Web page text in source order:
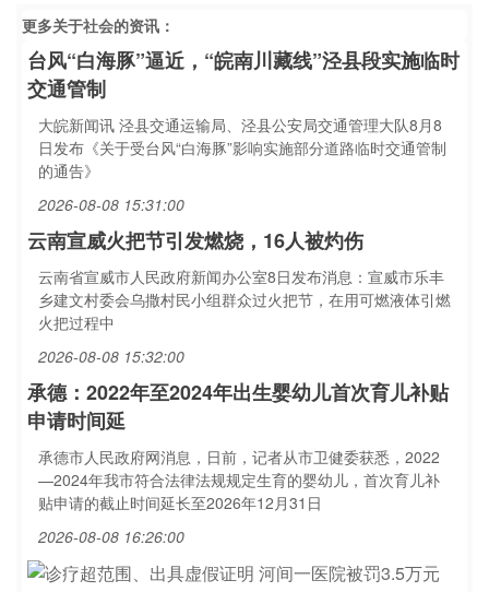
更多关于社会的资讯：
台风“白海豚”逼近，“皖南川藏线”泾县段实施临时
交通管制
大皖新闻讯 泾县交通运输局、泾县公安局交通管理大队8月8
日发布《关于受台风“白海豚”影响实施部分道路临时交通管制
的通告》
2026-08-08 15:31:00
云南宣威火把节引发燃烧，16人被灼伤
云南省宣威市人民政府新闻办公室8日发布消息：宣威市乐丰
乡建文村委会乌撒村民小组群众过火把节，在用可燃液体引燃
火把过程中
2026-08-08 15:32:00
承德：2022年至2024年出生婴幼儿首次育儿补贴
申请时间延
承德市人民政府网消息，日前，记者从市卫健委获悉，2022
—2024年我市符合法律法规规定生育的婴幼儿，首次育儿补
贴申请的截止时间延长至2026年12月31日
2026-08-08 16:26:00